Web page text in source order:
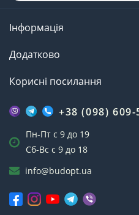
Інформація
Додатково
Корисні посилання
+38 (098) 609-
Пн-Пт с 9 до 19
Сб-Вс с 9 до 18
info@budopt.ua